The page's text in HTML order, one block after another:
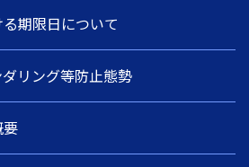
期限日について
リング等防止態勢